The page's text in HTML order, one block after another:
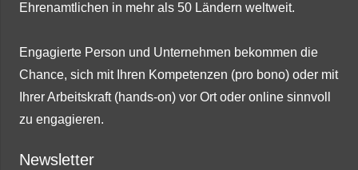
Ehrenamtlichen in mehr als 50 Ländern weltweit.
Engagierte Person und Unternehmen bekommen die
Chance, sich mit Ihren Kompetenzen (pro bono) oder mit
Ihrer Arbeitskraft (hands-on) vor Ort oder online sinnvoll
zu engagieren.
Newsletter